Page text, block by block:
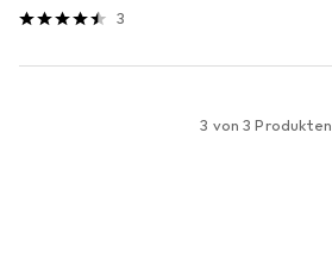
3
3 von 3 Produkten